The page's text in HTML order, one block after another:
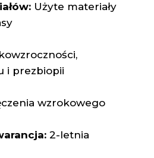
Użyte materiały
i prezbiopii
wzrokowego
2-letnia